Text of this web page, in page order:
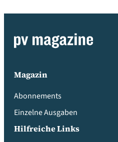
Magazin
Abonnements
Einzelne Ausgaben
Hilfreiche Links